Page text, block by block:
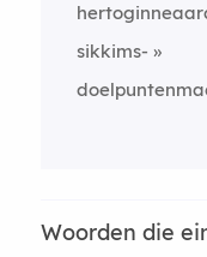
sikkims-
Woorden die